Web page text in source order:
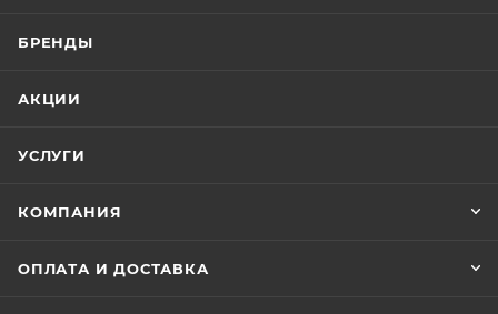
БРЕНДЫ
АКЦИИ
УСЛУГИ
КОМПАНИЯ
ОПЛАТА И ДОСТАВКА